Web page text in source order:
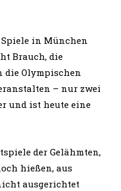
Spiele in München
Brauch, die
die Olympischen
– nur zwei
und ist heute eine
der Gelähmten,
hießen, aus
ausgerichtet